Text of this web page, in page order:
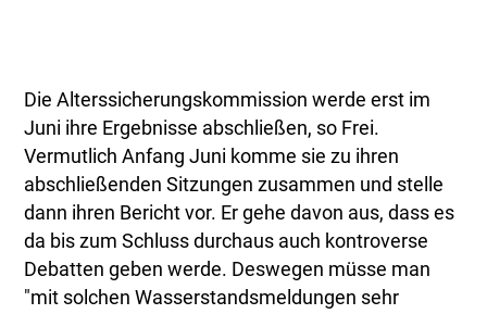
Die Alterssicherungskommission werde erst im
Juni ihre Ergebnisse abschließen, so Frei.
Vermutlich Anfang Juni komme sie zu ihren
abschließenden Sitzungen zusammen und stelle
dann ihren Bericht vor. Er gehe davon aus, dass es
da bis zum Schluss durchaus auch kontroverse
Debatten geben werde. Deswegen müsse man
"mit solchen Wasserstandsmeldungen sehr